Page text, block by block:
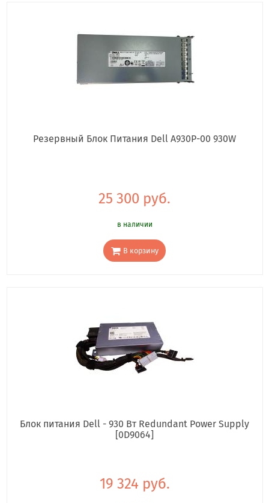
Резервный Блок Питания Dell A930P-00 930W
25 300 руб.
в наличии
В корзину
Блок питания Dell - 930 Вт Redundant Power Supply
[0D9064]
19 324 руб.